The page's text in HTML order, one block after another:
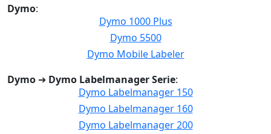
Dymo:
Dymo 1000 Plus
Dymo 5500
Dymo Mobile Labeler
Dymo ➔ Dymo Labelmanager Serie:
Dymo Labelmanager 150
Dymo Labelmanager 160
Dymo Labelmanager 200